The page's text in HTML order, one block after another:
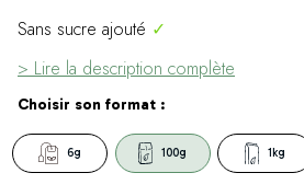
Sans sucre ajouté ✓
> Lire la description complète
Choisir son format :
6g 100g 1kg